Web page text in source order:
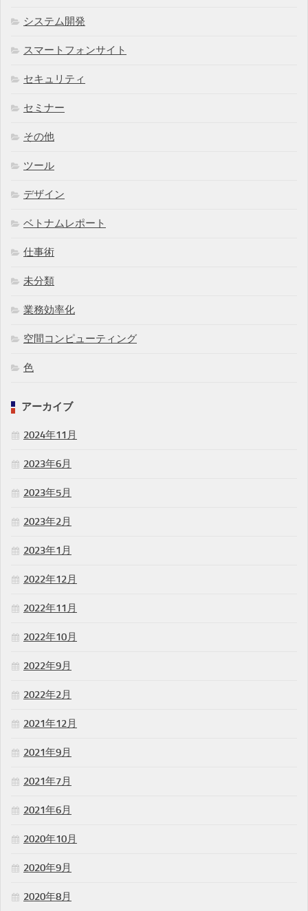
システム開発
スマートフォンサイト
セキュリティ
セミナー
その他
ツール
デザイン
ベトナムレポート
仕事術
未分類
業務効率化
空間コンピューティング
色
アーカイブ
2024年11月
2023年6月
2023年5月
2023年2月
2023年1月
2022年12月
2022年11月
2022年10月
2022年9月
2022年2月
2021年12月
2021年9月
2021年7月
2021年6月
2020年10月
2020年9月
2020年8月